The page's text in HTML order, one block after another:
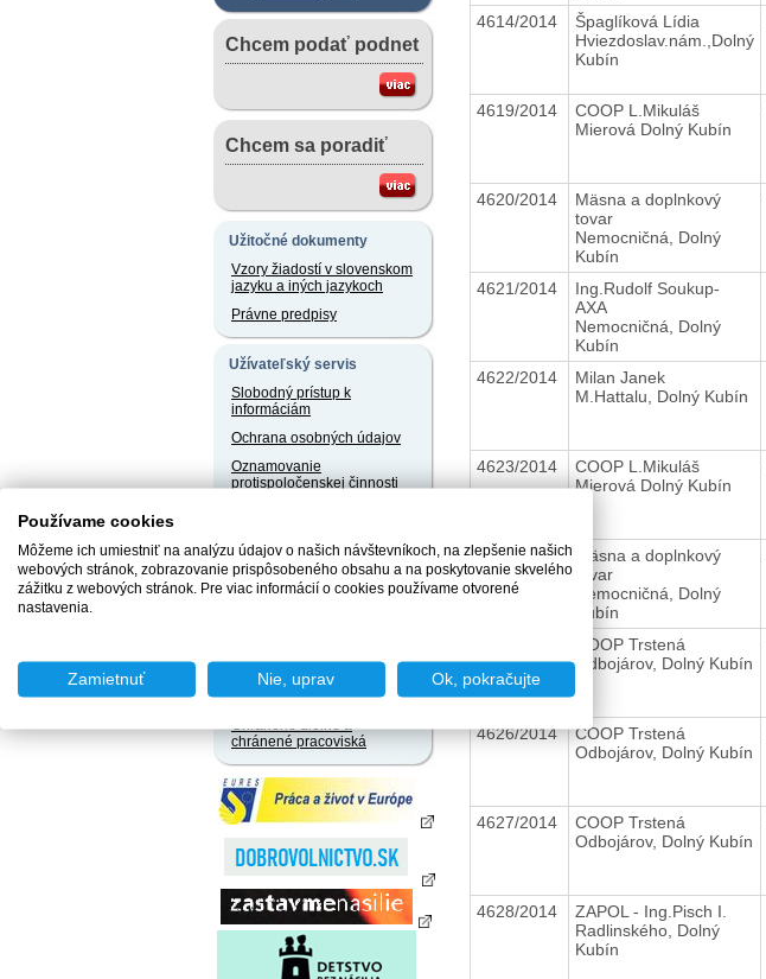
Chcem podať podnet
Chcem sa poradiť
Užitočné dokumenty
Vzory žiadostí v slovenskom
jazyku a iných jazykoch
Právne predpisy
Užívateľský servis
Slobodný prístup k
informáciám
Ochrana osobných údajov
Oznamovanie
protispoločenskej činnosti
Sprostredkovatelia
zamestnania za úhradu
Sociálne podniky
Chránené dielne a
chránené pracoviská
4614/2014
Špaglíková Lídia
Hviezdoslav.nám.,Dolný
Kubín
4619/2014
COOP L.Mikuláš
Mierová Dolný Kubín
4620/2014
Mäsna a doplnkový
tovar
Nemocničná, Dolný
Kubín
4621/2014
Ing.Rudolf Soukup-
AXA
Nemocničná, Dolný
Kubín
4622/2014
Milan Janek
M.Hattalu, Dolný Kubín
4623/2014
COOP L.Mikuláš
Mierová Dolný Kubín
4624/2014
Mäsna a doplnkový
tovar
Nemocničná, Dolný
Kubín
COOP Trstená
Odbojárov, Dolný Kubín
4626/2014
COOP Trstená
Odbojárov, Dolný Kubín
4627/2014
COOP Trstená
Odbojárov, Dolný Kubín
4628/2014
ZAPOL - Ing.Pisch I.
Radlinského, Dolný
Kubín
Používame cookies
Môžeme ich umiestniť na analýzu údajov o našich návštevníkoch, na zlepšenie našich
webových stránok, zobrazovanie prispôsobeného obsahu a na poskytovanie skvelého
zážitku z webových stránok. Pre viac informácií o cookies používame otvorené
nastavenia.
Zamietnuť Nie, uprav Ok, pokračujte